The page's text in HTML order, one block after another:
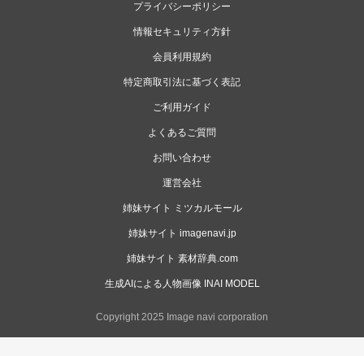
プライバシーポリシー
情報セキュリティ方針
会員利用規約
特定商取引法に基づく表記
ご利用ガイド
よくあるご質問
お問い合わせ
運営会社
姉妹サイト ミツカルモール
姉妹サイト imagenavi.jp
姉妹サイト 素材辞典.com
生成AIによる人物画像 INAI MODEL
Copyright 2025 Image navi corporation